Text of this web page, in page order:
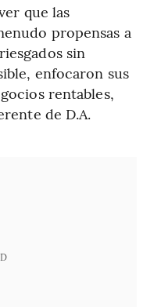
que las
propensas a
sin
enfocaron sus
rentables,
de D.A.